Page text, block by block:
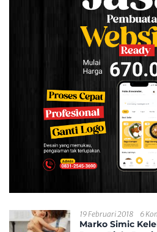
19 Februari 2018 6
Marko Simic